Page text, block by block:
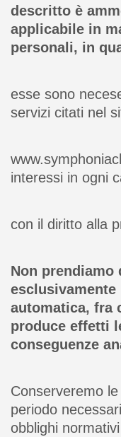
descritto è
applicabile in
personali, in
esse sono
servizi citati nel
interessi in ogni
con il diritto alla
Non prendiamo
automatica, fra
produce effetti
conseguenze
Conserveremo
periodo
obblighi